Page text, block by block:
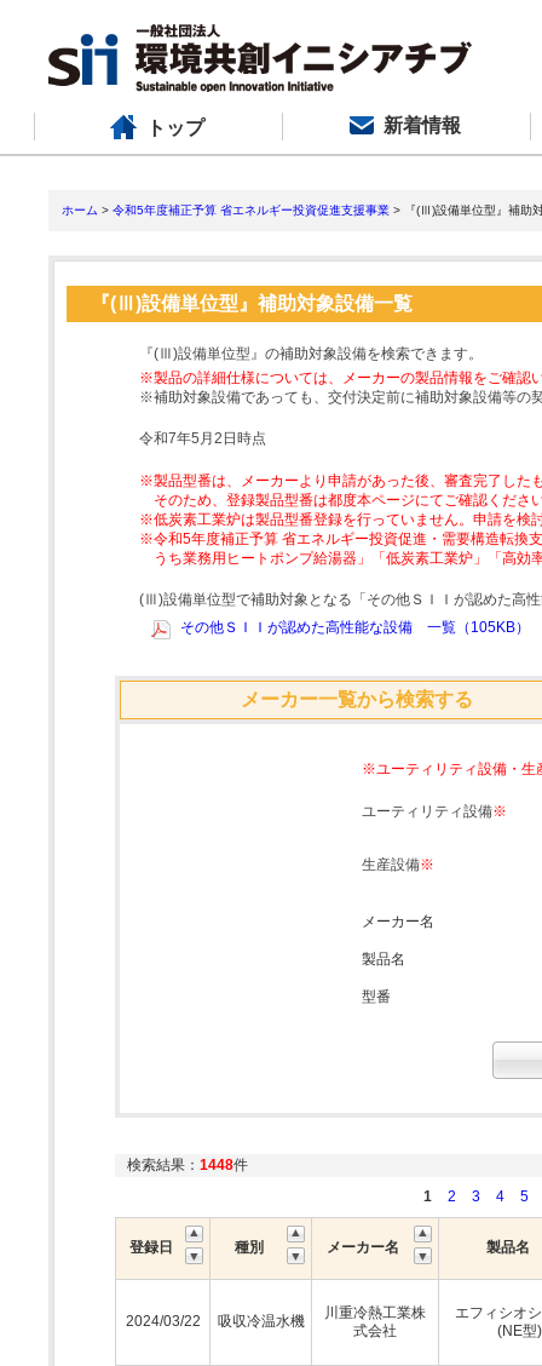
トップ 新着情報
ホーム > 令和5年度補正予算 省エネルギー投資促進支援事業 > 『(Ⅲ)設備単位型』補助
『(Ⅲ)設備単位型』補助対象設備一覧
『(Ⅲ)設備単位型』の補助対象設備を検索できます。
※製品の詳細仕様については、メーカーの製品情報をご確認
※補助対象設備であっても、交付決定前に補助対象設備等の
令和7年5月2日時点
※製品型番は、メーカーより申請があった後、審査完了した
そのため、登録製品型番は都度本ページにてご確認くださ
※低炭素工業炉は製品型番登録を行っていません。申請を検
※令和5年度補正予算 省エネルギー投資促進・需要構造転換
うち業務用ヒートポンプ給湯器」「低炭素工業炉」「高
(Ⅲ)設備単位型で補助対象となる「その他ＳＩＩが認めた高
その他ＳＩＩが認めた高性能な設備 一覧（105KB）
メーカー一覧から検索する
※ユーティリティ設備・生
ユーティリティ設備※
生産設備※
メーカー名
製品名
型番
検索結果： 1448件
1
2 3 4 5
登録日 種別 メーカー名 製品名
2024/03/22 吸収冷温水機
川重冷熱工業株
式会社
エフィシオ
(NE型)